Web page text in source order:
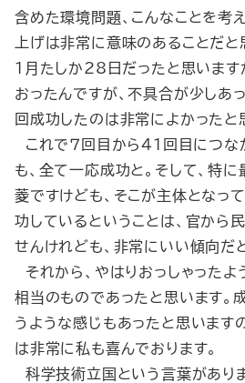
含めた環境問題、こんなことを考
上げは非常に意味のあることだと
１月たしか28日だったと思います
おったんですが、不具合が少しあ
回成功したのは非常によかったと
これで７回目から41回目につな
も、全て一応成功と。そして、特
菱ですけども、そこが主体となっ
功しているということは、官から
せんけれども、非常にいい傾向だ
それから、やはりおっしゃった
相当のものであったと思います。
うような感じもあったと思います
は非常に私も喜んでおります。
科学技術立国という言葉があり